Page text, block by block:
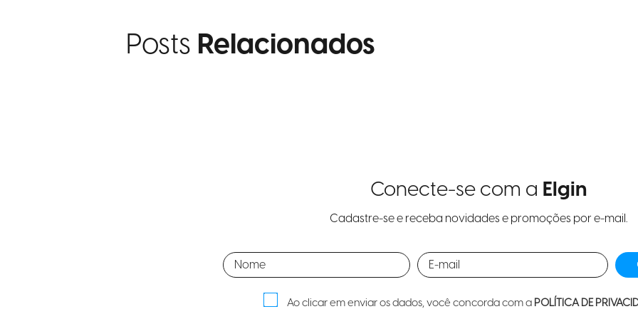
Posts Relacionados
Conecte-se com a Elgin
Cadastre-se e receba novidades e promoções por e-mail.
Ao clicar em enviar os dados, você concorda com aPOLÍTICA DE